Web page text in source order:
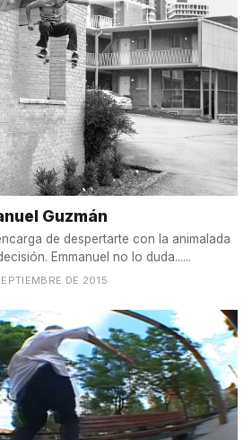
Guzmán
de despertarte con la animalada
Emmanuel no lo duda......
DE 2015